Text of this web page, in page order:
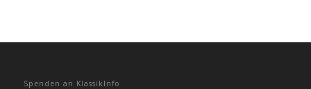
Spenden an KlassikInfo